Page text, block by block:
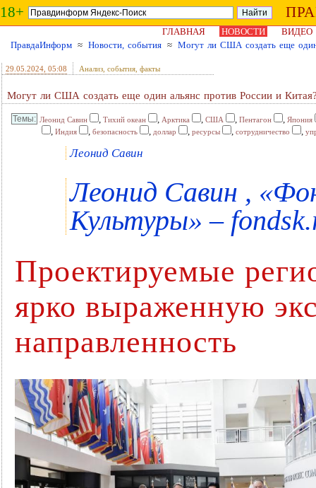
18+
ГЛАВНАЯ НОВОСТИ
ВИДЕО
ПравдаИнформ ≈ Новости, события ≈ Могут ли США создать еще
29.05.2024 , 05:08 Анализ, события, факты
Могут ли США создать еще один альянс против России и
Леонид Савин , Тихий океан , Арктика , США , Пентагон , Япония
, Индия , безопасность , доллар , ресурсы , сотрудничество ,
Леонид Савин
Леонид Савин ,
Культуры» –
Проектируемые
ярко выраженную
направленность